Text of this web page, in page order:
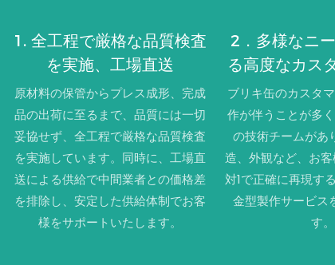
1. 全工程で厳格な品質検査
を実施、工場直送
原材料の保管からプレス成形、完成
品の出荷に至るまで、品質には一切
妥協せず、全工程で厳格な品質検査
を実施しています。同時に、工場直
送による供給で中間業者との価格差
を排除し、安定した供給体制でお客
様をサポ​​ートいたします。
2．多様なニ
る高度なカス
グ
ブリキ缶のカスタ
作が伴うことが多
の技術チームがあ
造、外観など、お
対1で正確に再現す
金型製作サービス
す。